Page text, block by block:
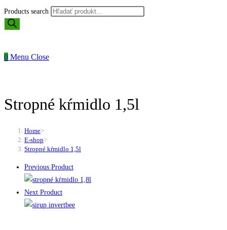
Products search
0 Menu Close
Stropné kŕmidlo 1,5l
Home>
E-shop>
Stropné kŕmidlo 1,5l
Previous Product
Next Product